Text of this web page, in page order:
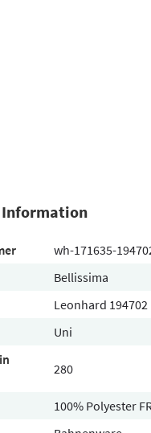
wh-171635-
Bellissima
Leonhard 194702
Uni
280
100% Polyester